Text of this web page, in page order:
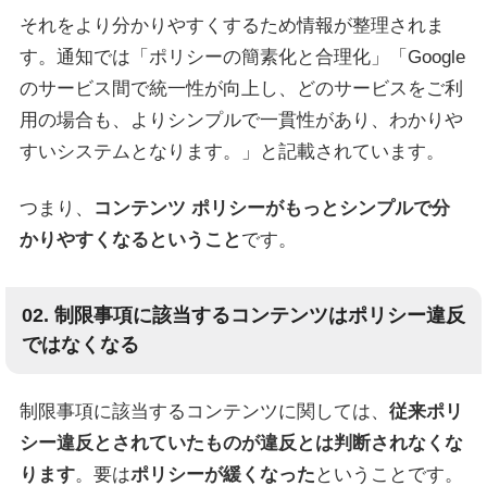
それをより分かりやすくするため情報が整理されま
す。通知では「ポリシーの簡素化と合理化」「Google
のサービス間で統一性が向上し、どのサービスをご利
用の場合も、よりシンプルで一貫性があり、わかりや
すいシステムとなります。」と記載されています。
つまり、
コンテンツ ポリシーがもっとシンプルで分
かりやすくなるということ です。
02. 制限事項に該当するコンテンツはポリシー違反
ではなくなる
制限事項に該当するコンテンツに関しては、 従来ポリ
シー違反とされていたものが違反とは判断されなくな
ります。要はポリシーが緩くなった ということです。